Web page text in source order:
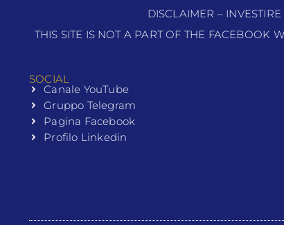
DISCLAIMER –
THIS SITE IS NOT A PART OF THE FACEBOOK
SOCIAL
Canale YouTube
Gruppo Telegram
Pagina Facebook
Profilo Linkedin